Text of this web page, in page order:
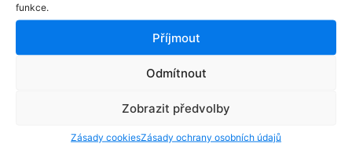
funkce.
Příjmout
Odmítnout
Zobrazit předvolby
Zásady cookiesZásady ochrany osobních údajů
děsit? Napište mi na
Rubriky článku:
Konference